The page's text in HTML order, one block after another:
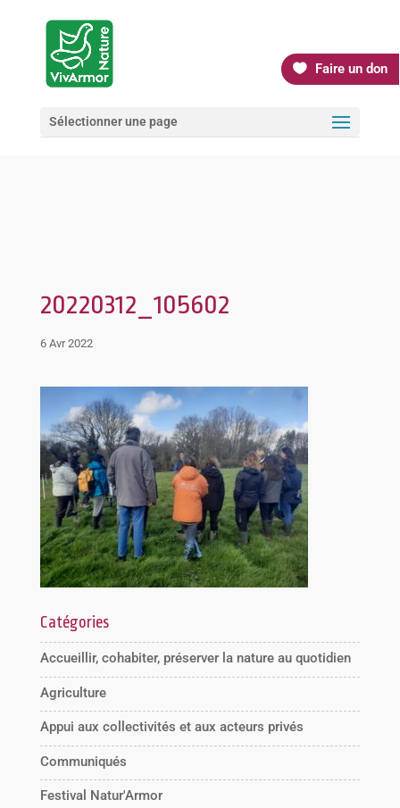
Faire un don
Sélectionner une page
20220312_105602
6 Avr 2022
Catégories
Accueillir, cohabiter, préserver la nature au quotidien
Agriculture
Appui aux collectivités et aux acteurs privés
Communiqués
Festival Natur'Armor